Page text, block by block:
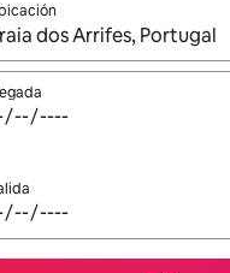
los resultados estén